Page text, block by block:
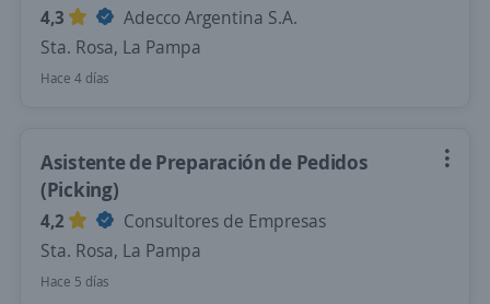
4,3
Adecco Argentina S.A.
Sta. Rosa, La Pampa
Hace 4 días
Asistente de Preparación de Pedidos
(Picking)
4,2
Consultores de Empresas
Sta. Rosa, La Pampa
Hace 5 días